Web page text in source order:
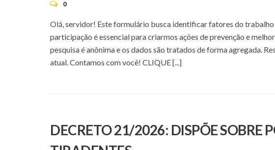
0
Olá, servidor! Este formulário busca identificar fatores do trabalho
participação é essencial para criarmos ações de prevenção e
pesquisa é anônima e os dados são tratados de forma agregada.
atual. Contamos com você! CLIQUE [...]
DECRETO 21/2026: DISPÕE SOBRE